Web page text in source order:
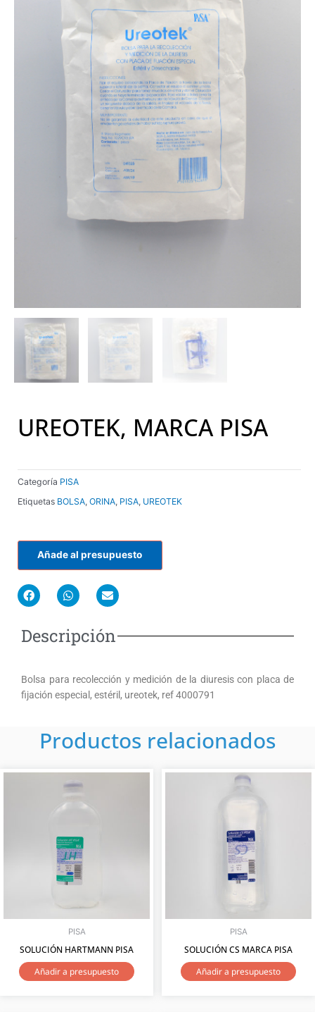
UREOTEK, MARCA PISA
Categoría PISA
Etiquetas BOLSA, ORINA, PISA, UREOTEK
Añade al presupuesto
F
a
b
o
W
h
s
a
E
n
l
o
Descripción
Bolsa para recolección y medición de la diuresis con placa de
fijación especial, estéril, ureotek, ref 4000791
Productos relacionados
PISA
SOLUCIÓN HARTMANN PISA
Añadir a presupuesto
PISA
SOLUCIÓN CS MARCA PISA
Añadir a presupuesto